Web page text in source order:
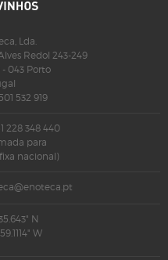
Lda.
Redol 243-249
043 Porto
532 919
228 348 440
para
nacional)
N
W